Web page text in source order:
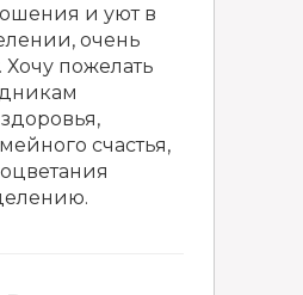
и уют в
очень
Хочу пожелать
счастья,